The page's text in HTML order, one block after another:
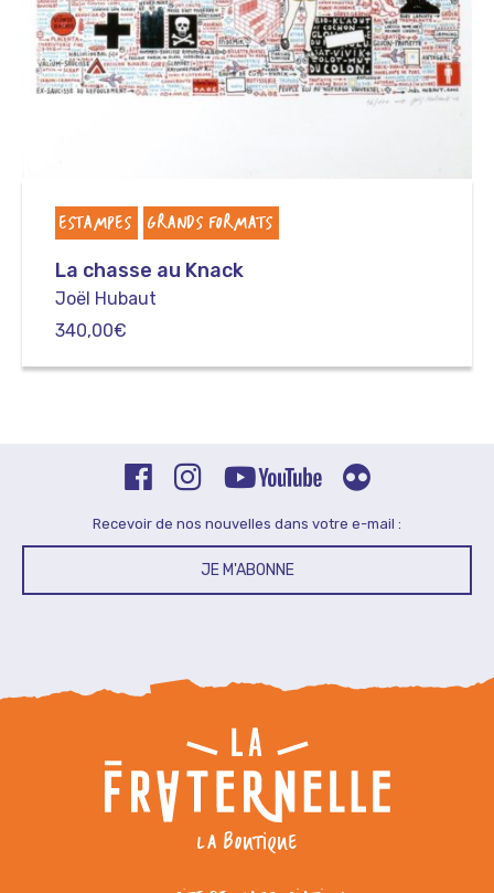
ESTAMPES GRANDS FORMATS
La chasse au Knack
Joël Hubaut
340,00€
Recevoir de nos nouvelles dans votre e-mail :
JE M'ABONNE
LA BOUTIQUE